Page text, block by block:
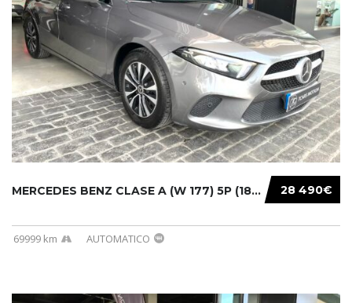
28 490€
MERCEDES BENZ CLASE A (W 177) 5P (18-) 2020....
69999 km AUTOMATICO